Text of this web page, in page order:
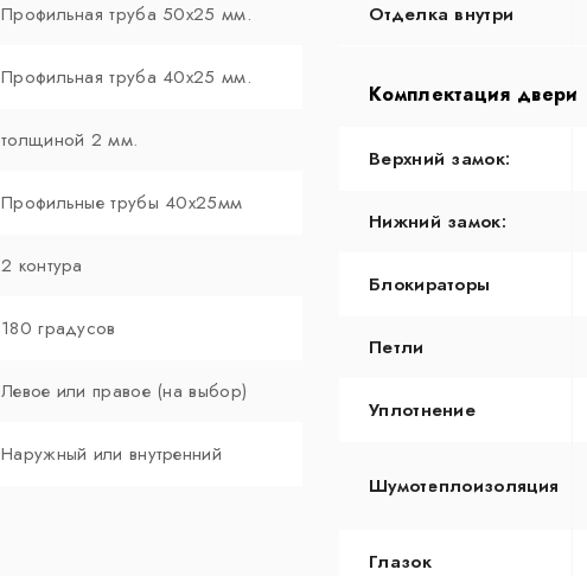
Профильная труба 50х25 мм.
Профильная труба 40х25 мм.
толщиной 2 мм.
Профильные трубы 40х25мм
2 контура
180 градусов
Левое или правое (на выбор)
Наружный или внутренний
Отделка внутри
Комплектация двери
Верхний замок:
Нижний замок:
Блокираторы
Петли
Уплотнение
Шумотеплоизоляция
Глазок